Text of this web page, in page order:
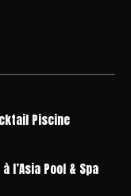
Piscine
l’Asia Pool & Spa